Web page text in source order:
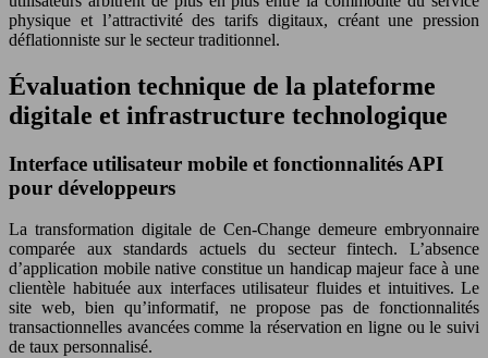
physique et l’attractivité des tarifs digitaux, créant une pression
déflationniste sur le secteur traditionnel.
Évaluation technique de la plateforme
digitale et infrastructure technologique
Interface utilisateur mobile et fonctionnalités API
pour développeurs
La transformation digitale de Cen-Change demeure embryonnaire
comparée aux standards actuels du secteur fintech. L’absence
d’application mobile native constitue un handicap majeur face à une
clientèle habituée aux interfaces utilisateur fluides et intuitives. Le
site web, bien qu’informatif, ne propose pas de fonctionnalités
transactionnelles avancées comme la réservation en ligne ou le suivi
de taux personnalisé.